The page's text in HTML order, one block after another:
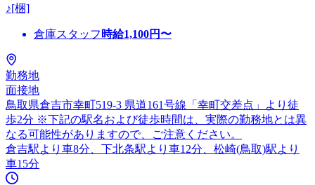
♪[梱]
倉庫スタッフ 時給1,100円〜
勤務地
面接地
鳥取県倉吉市幸町519-3 県道161号線「幸町交差点」より徒
歩2分 ※下記の駅名および徒歩時間は、実際の勤務地とは異
なる可能性がありますので、ご注意ください。
倉吉駅より車8分、下北条駅より車12分、松崎(鳥取)駅より
車15分